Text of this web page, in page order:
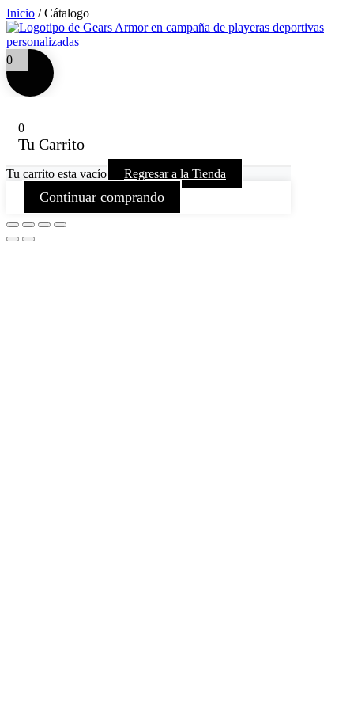
Inicio / Cátalogo
0
0
Tu Carrito
Tu carrito esta vacío Regresar a la Tienda
Continuar comprando